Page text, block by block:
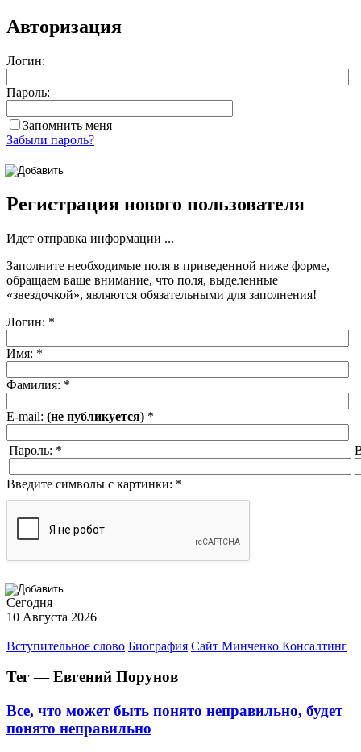
Авторизация
Логин:
Пароль:
Запомнить меня
Забыли пароль?
Регистрация нового пользователя
Идет отправка информации ...
Заполните необходимые поля в приведенной ниже форме,
обращаем ваше внимание, что поля, выделенные
«звездочкой», являются обязательными для заполнения!
Логин: *
Имя: *
Фамилия: *
E-mail: (не публикуется) *
Пароль: *
Введите символы с картинки: *
Сегодня
10 Августа 2026
Вступительное слово Биография Сайт Минченко Консалтинг
Тег — Евгений Порунов
Все, что может быть понято неправильно, будет
понято неправильно